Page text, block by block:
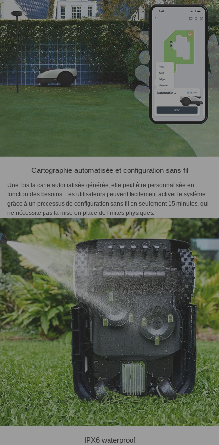
Cartographie automatisée et configuration sans fil
Une fois la carte automatisée générée, elle peut être personnalisée en
fonction des besoins. Les utilisateurs peuvent facilement activer le système
grâce à un processus de configuration sans fil en seulement 15 minutes, qui
ne nécessite pas la mise en place de limites physiques.
IPX6 waterproof